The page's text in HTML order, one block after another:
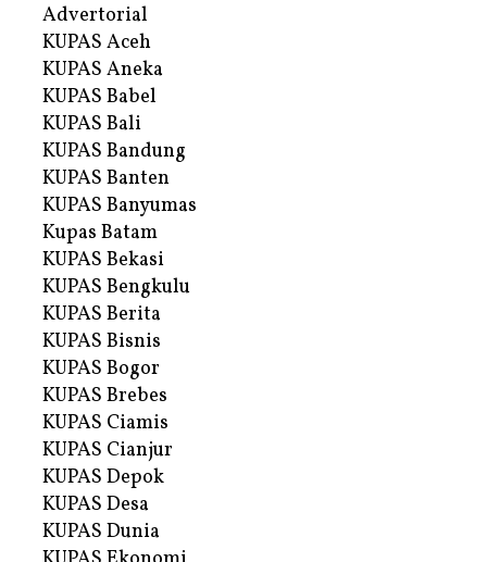
Advertorial
KUPAS Aceh
KUPAS Aneka
KUPAS Babel
KUPAS Bali
KUPAS Bandung
KUPAS Banten
KUPAS Banyumas
Kupas Batam
KUPAS Bekasi
KUPAS Bengkulu
KUPAS Berita
KUPAS Bisnis
KUPAS Bogor
KUPAS Brebes
KUPAS Ciamis
KUPAS Cianjur
KUPAS Depok
KUPAS Desa
KUPAS Dunia